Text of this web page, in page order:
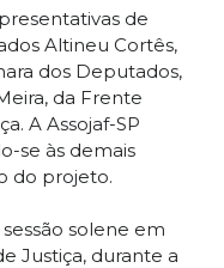
de
Altineu Cortês,
dos Deputados,
da Frente
A Assojaf-SP
se às demais
do projeto.
solene em
Justiça, durante a